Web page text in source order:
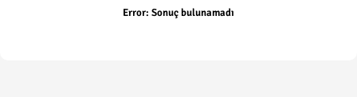
Error: Sonuç bulunamadı